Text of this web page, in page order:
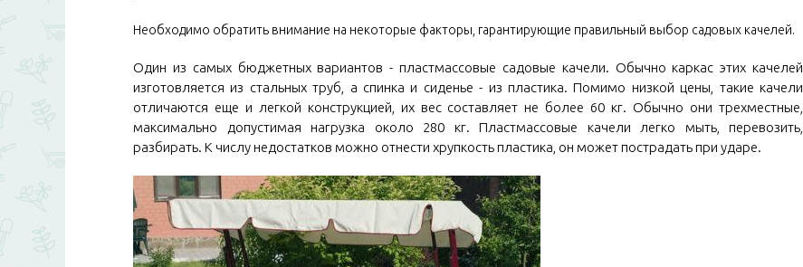
Необходимо обратить внимание на некоторые факторы, гарантирующие правильный выбор садовых качелей.
Один из самых бюджетных вариантов - пластмассовые садовые качели. Обычно каркас этих качелей
изготовляется из стальных труб, а спинка и сиденье - из пластика. Помимо низкой цены, такие качели
отличаются еще и легкой конструкцией, их вес составляет не более 60 кг. Обычно они трехместные,
максимально допустимая нагрузка около 280 кг. Пластмассовые качели легко мыть, перевозить,
разбирать. К числу недостатков можно отнести хрупкость пластика, он может пострадать при ударе.